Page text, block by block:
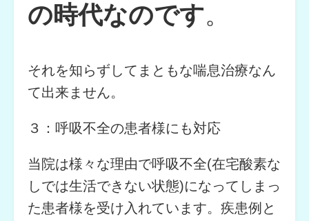
の時代なのです。
それを知らずしてまともな喘息治療なん
て出来ません。
３：呼吸不全の患者様にも対応
当院は様々な理由で呼吸不全(在宅酸素な
しでは生活できない状態)になってしまっ
た患者様を受け入れています。疾患例と